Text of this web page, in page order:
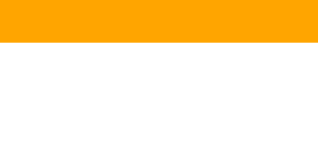
電話：2647 6242 傳真：